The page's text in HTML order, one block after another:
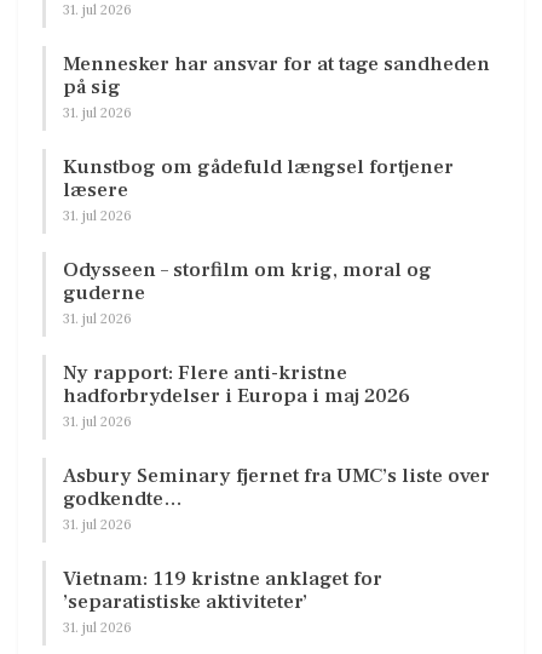
31. jul 2026
Mennesker har ansvar for at tage sandheden
på sig
31. jul 2026
Kunstbog om gådefuld længsel fortjener
læsere
31. jul 2026
Odysseen – storfilm om krig, moral og
guderne
31. jul 2026
Ny rapport: Flere anti-kristne
hadforbrydelser i Europa i maj 2026
31. jul 2026
Asbury Seminary fjernet fra UMC’s liste over
godkendte…
31. jul 2026
Vietnam: 119 kristne anklaget for
’separatistiske aktiviteter’
31. jul 2026